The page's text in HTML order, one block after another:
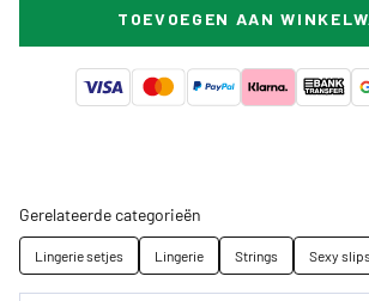
TOEVOEGEN AAN
Gerelateerde categorieën
Lingerie setjes Lingerie Strings Sexy